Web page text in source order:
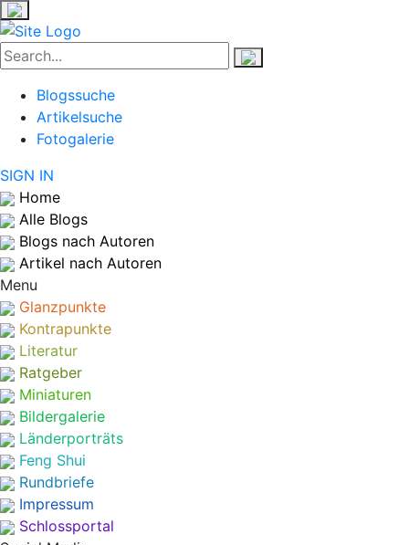
Blogssuche
Artikelsuche
Fotogalerie
SIGN IN
Home
Alle Blogs
Blogs nach Autoren
Artikel nach Autoren
Menu
Glanzpunkte
Kontrapunkte
Literatur
Ratgeber
Miniaturen
Bildergalerie
Länderporträts
Feng Shui
Rundbriefe
Impressum
Schlossportal